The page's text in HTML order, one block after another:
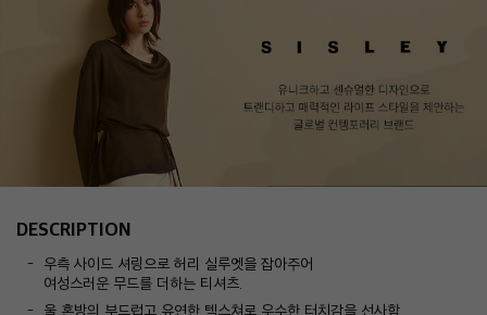
DESCRIPTION
우측 사이드 셔링으로 허리 실루엣을 잡아주어
여성스러운 무드를 더하는 티셔츠.
울 혼방의 부드럽고 유연한 텍스쳐로 우수한 터치감을 선사함.